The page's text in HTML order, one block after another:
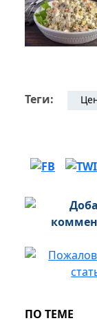
Теги:
ПО ТЕМЕ